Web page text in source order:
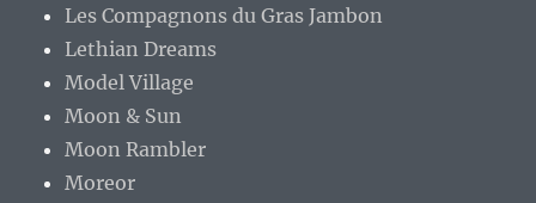
Les Compagnons du Gras Jambon
Lethian Dreams
Model Village
Moon & Sun
Moon Rambler
Moreor